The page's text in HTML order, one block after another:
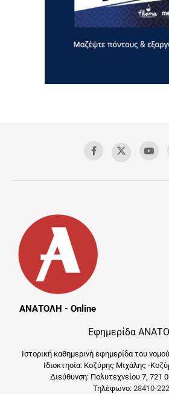
ΑΝΑΤΟΛΗ - Online
Εφημερίδα
Ιστορική καθημερινή εφημερίδα του
Ιδιοκτησία: Κοζύρης Μιχάλης -
Διεύθυνση: Πολυτεχνείου 7, 721
Τηλέφωνο: 28410-